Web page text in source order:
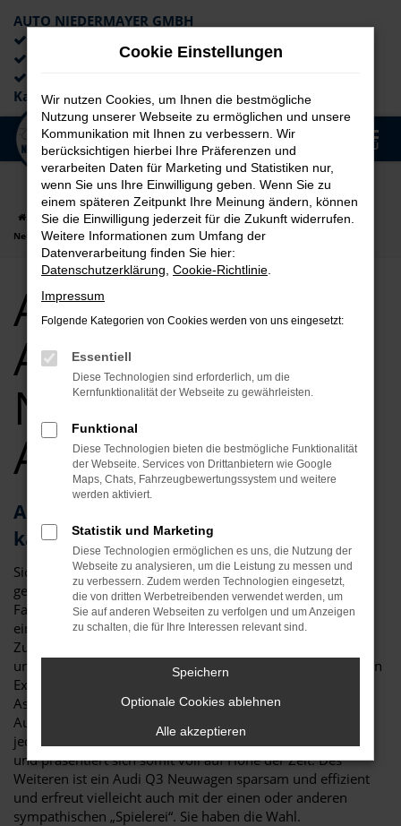
Zum
Hauptinhalt
springen
AUTO NIEDERMAYER GMBH
Lieferung an die Haustür
Kaufabwicklung
MENÜ
Startseite Augsburg Audi Audi Q3
Audi Q3 für Augsburg
Neuwagen Top Angebote
Audi Q3 für
Augsburg
Neuwagen Top
Angebote
Audi Q3 – als Neuwagen für Augsburg
kaum zu toppen
Sicher haben Sie schon viel über den Audi Q3 Neuwagen
gelesen und festgestellt, dass es kaum ein geeigneteres
Fahrzeug für Augsburg und Umgebung gibt. Da ist zum
einen die überzeugende Optik, die klar und deutlich die
Zugehörigkeit zur Modellfamilie von Audi erkennen lässt
und doch eigenständig ausfällt. Da sind aber auch die vielen
Extras der aktuellen Modellgeneration und die
Assistenzsysteme. Für einen Audi Q3 Neuwagen in
Augsburg sprich in erster Linie der Sicherheitsaspekt. Mit
jeder Generation hat das Fahrzeug neue Technik erhalten
und präsentiert sich somit voll auf Höhe der Zeit. Des
Weiteren ist ein Audi Q3 Neuwagen sparsam und effizient
und erfreut vielleicht auch mit der einen oder anderen
sympathischen „Spielerei“. Sie haben die Wahl.
Cookie Einstellungen
Wir nutzen Cookies, um Ihnen die bestmögliche
Nutzung unserer Webseite zu ermöglichen und unsere
Kommunikation mit Ihnen zu verbessern. Wir
berücksichtigen hierbei Ihre Präferenzen und
verarbeiten Daten für Marketing und Statistiken nur,
wenn Sie uns Ihre Einwilligung geben. Wenn Sie zu
einem späteren Zeitpunkt Ihre Meinung ändern, können
Sie die Einwilligung jederzeit für die Zukunft widerrufen.
Weitere Informationen zum Umfang der
Datenverarbeitung finden Sie hier:
Datenschutzerklärung Cookie-Richtlinie
Impressum
Folgende Kategorien von Cookies werden von uns eingesetzt:
Essentiell
Diese Technologien sind erforderlich, um die
Kernfunktionalität der Webseite zu gewährleisten.
Funktional
Diese Technologien bieten die bestmögliche Funktionalität
der Webseite. Services von Drittanbietern wie Google
Maps, Chats, Fahrzeugbewertungssystem und weitere
werden aktiviert.
Statistik und Marketing
Diese Technologien ermöglichen es uns, die Nutzung der
Webseite zu analysieren, um die Leistung zu messen und
zu verbessern. Zudem werden Technologien eingesetzt,
die von dritten Werbetreibenden verwendet werden, um
Sie auf anderen Webseiten zu verfolgen und um Anzeigen
zu schalten, die für Ihre Interessen relevant sind.
Speichern
Optionale Cookies ablehnen
Alle akzeptieren